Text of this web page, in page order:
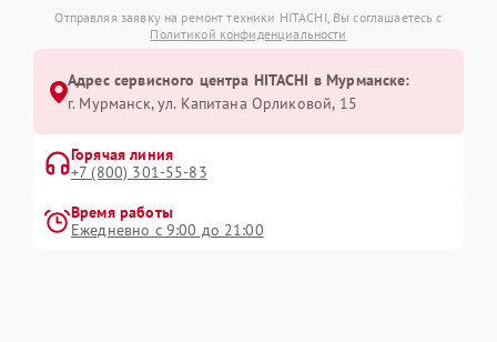
Отправляя заявку на ремонт техники HITACHI, Вы соглашаетесь с
Политикой конфиденциальности
Адрес сервисного центра HITACHI в Мурманске:
г. Мурманск, ул. Капитана Орликовой, 15
Горячая линия
+7 (800) 301-55-83
Время работы
Ежедневно с 9:00 до 21:00